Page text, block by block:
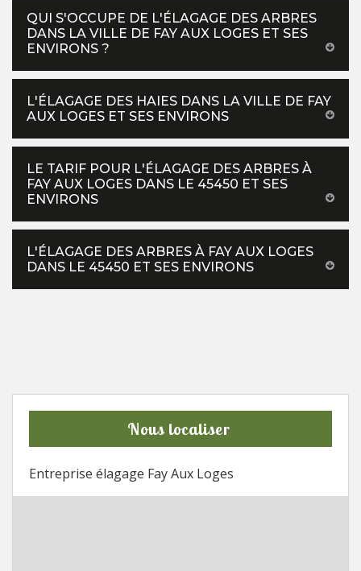
QUI S'OCCUPE DE L'ÉLAGAGE DES ARBRES
DANS LA VILLE DE FAY AUX LOGES ET SES
ENVIRONS ?
L'ÉLAGAGE DES HAIES DANS LA VILLE DE FAY
AUX LOGES ET SES ENVIRONS
LE TARIF POUR L'ÉLAGAGE DES ARBRES À
FAY AUX LOGES DANS LE 45450 ET SES
ENVIRONS
L'ÉLAGAGE DES ARBRES À FAY AUX LOGES
DANS LE 45450 ET SES ENVIRONS
Nous localiser
Entreprise élagage Fay Aux Loges